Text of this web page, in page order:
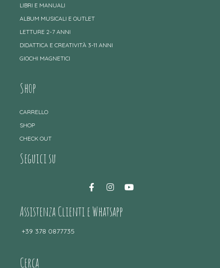
LIBRI E MANUALI
ALBUM MUSICALI E OUTLET
LETTURE 2-7 ANNI
DIDATTICA E CREATIVITÀ 3-11 ANNI
GIOCHI MAGNETICI
Shop
CARRELLO
SHOP
CHECK OUT
Seguici su
Assistenza Clienti e Whatsapp
+39 378 0877735
Cerca